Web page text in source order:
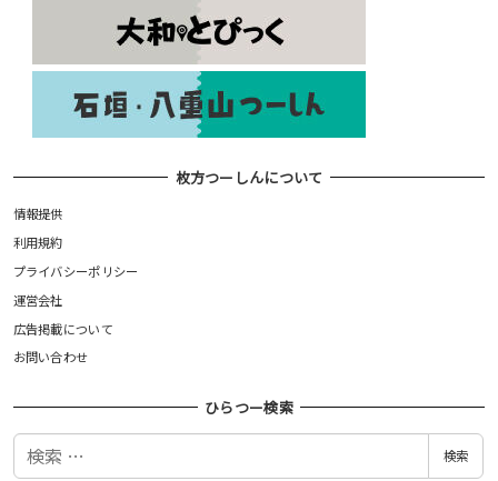
枚方つーしんについて
情報提供
利用規約
プライバシーポリシー
運営会社
広告掲載について
お問い合わせ
ひらつー検索
検
検索